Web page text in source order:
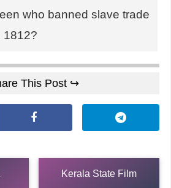
who banned slave trade
1812?
This Post ↪
Kerala State Film